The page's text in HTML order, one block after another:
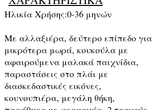
Ηλικία Χρήσης:0-36 μηνών
Με αλλαξιέρα, δεύτερο επίπεδο για
μικρότερα μωρά, κουκούλα με
αφαιρούμενα μαλακά παιχνίδια,
παραστάσεις στο πλάι με
διασκεδαστικές εικόνες,
κουνουπιέρα, μεγάλη θήκη,